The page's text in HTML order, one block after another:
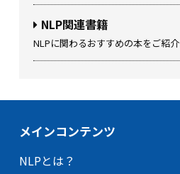
NLP関連書籍
NLPに関わるおすすめの本をご紹介
メインコンテンツ
NLPとは？